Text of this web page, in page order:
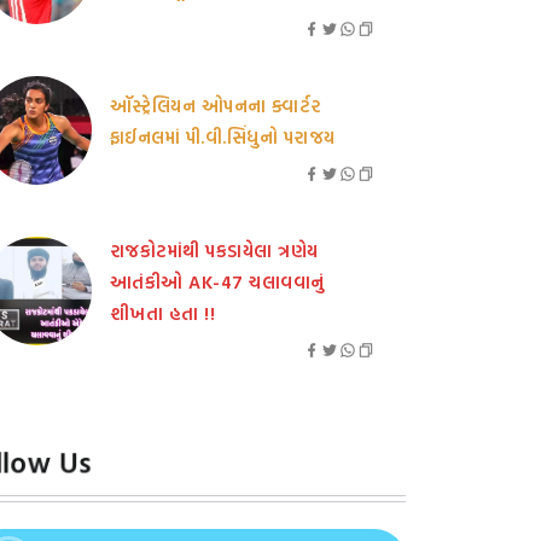
ઑસ્ટ્રેલિયન ઓપનના ક્વાર્ટર
ફાઈનલમાં પી.વી.સિંધુનો પરાજય
રાજકોટમાંથી પકડાયેલા ત્રણેય
આતંકીઓ AK-47 ચલાવવાનું
શીખતા હતા !!
Us